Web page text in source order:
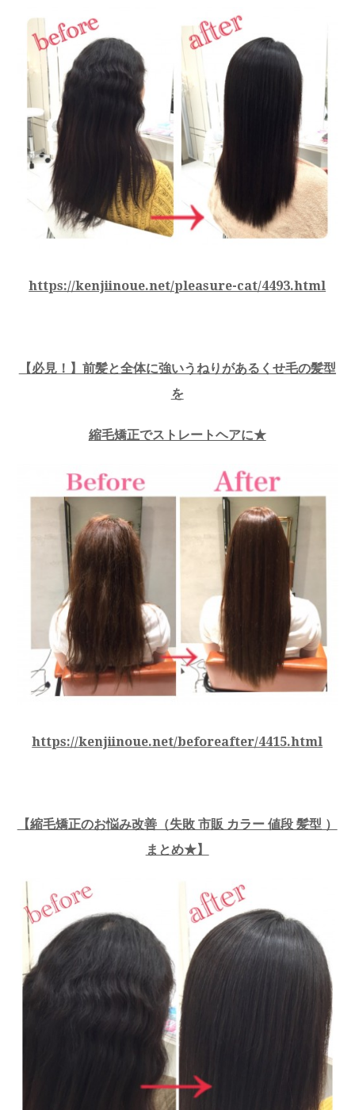
https://kenjiinoue.net/pleasure-cat/4493.html
【必見！】前髪と全体に強いうねりがあるくせ毛の髪型
を
縮毛矯正でストレートヘアに★
https://kenjiinoue.net/beforeafter/4415.html
【縮毛矯正のお悩み改善（失敗 市販 カラー 値段 髪型 ）
まとめ★】